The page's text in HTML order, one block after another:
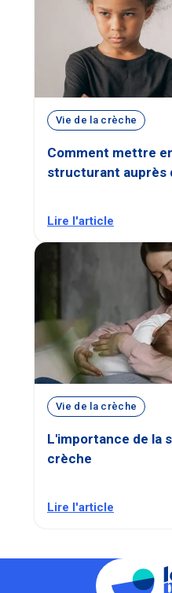
Vie de la crèche
Comment mettre
structurant auprès
Lire l'article
Vie de la crèche
L'importance de la
crèche
Lire l'article